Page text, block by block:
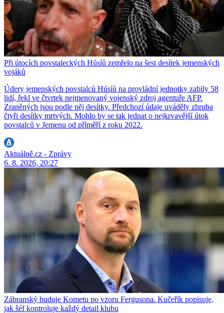
Při útocích povstaleckých Húsíů zemřelo na šest desítek jemenských
vojáků
Údery jemenských povstalců Húsíů na provládní jednotky zabily 58
lidí, řekl ve čtvrtek nejmenovaný vojenský zdroj agentuře AFP.
Zraněných jsou podle něj desítky. Předchozí údaje uváděly zhruba
čtyři desítky mrtvých. Mohlo by se tak jednat o nejkrvavější útok
povstalců v Jemenu od příměří z roku 2022.
Aktuálně.cz - Zprávy
6. 8. 2026, 20:27
Zábranský buduje Kometu po vzoru Fergusona. Kučeřík popisuje,
jak šéf kontroluje každý detail klubu